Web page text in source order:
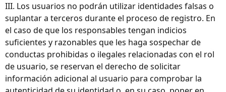
III. Los usuarios no podrán utilizar identidades falsas o
suplantar a terceros durante el proceso de registro. En
el caso de que los responsables tengan indicios
suficientes y razonables que les haga sospechar de
conductas prohibidas o ilegales relacionadas con el rol
de usuario, se reservan el derecho de solicitar
información adicional al usuario para comprobar la